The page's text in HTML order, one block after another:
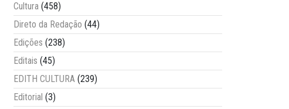
Cultura (458)
Direto da Redação (44)
Edições (238)
Editais (45)
EDITH CULTURA (239)
Editorial (3)